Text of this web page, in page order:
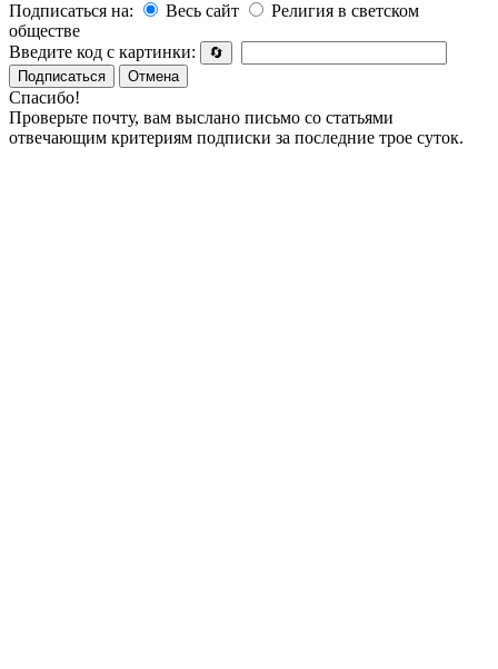
Подписаться на:
Весь сайт
Религия в светском
обществе
Введите код с картинки:
🔄
Подписаться
Отмена
Спасибо!
Проверьте почту, вам выслано письмо со статьями
отвечающим критериям подписки за последние трое суток.